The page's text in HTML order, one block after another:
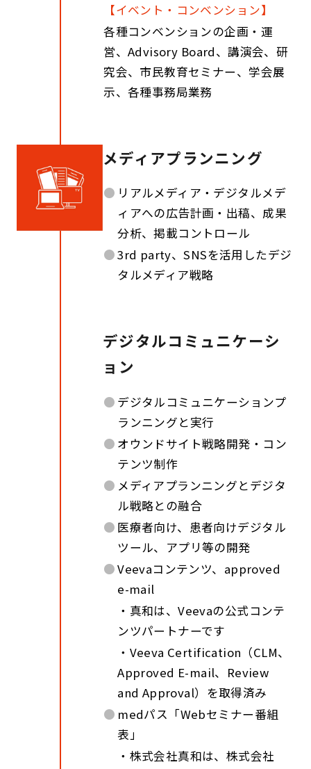
【イベント・コンベンション】
各種コンベンションの企画・運
営、Advisory Board、講演会、研
究会、市民教育セミナー、学会展
示、各種事務局業務
メディアプランニング
● リアルメディア・デジタルメデ
ィアへの広告計画・出稿、成果
分析、掲載コントロール
●3rd party、SNSを活用したデジ
タルメディア戦略
デジタルコミュニケーシ
ョン
● デジタルコミュニケーションプ
ランニングと実行
● オウンドサイト戦略開発・コン
テンツ制作
● メディアプランニングとデジタ
ル戦略との融合
● 医療者向け、患者向けデジタル
ツール、アプリ等の開発
●Veevaコンテンツ、approved
e-mail
・真和は、Veevaの公式コンテ
ンツパートナーです
・Veeva Certification（CLM、
Approved E-mail、Review
and Approval）を取得済み
● medパス「Webセミナー番組
表」
・株式会社真和は、株式会社